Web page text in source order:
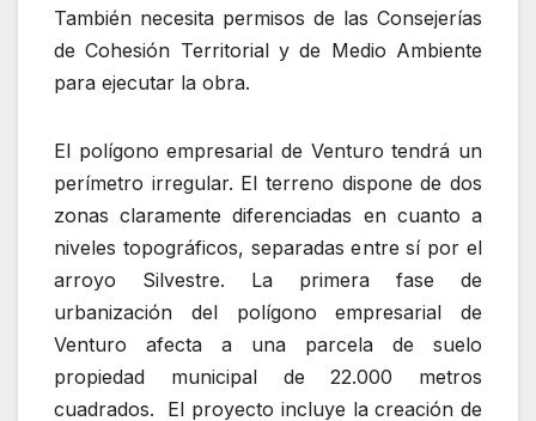
También necesita permisos de las Consejerías
de Cohesión Territorial y de Medio Ambiente
para ejecutar la obra.
El polígono empresarial de Venturo tendrá un
perímetro irregular. El terreno dispone de dos
zonas claramente diferenciadas en cuanto a
niveles topográficos, separadas entre sí por el
arroyo Silvestre. La primera fase de
urbanización del polígono empresarial de
Venturo afecta a una parcela de suelo
propiedad municipal de 22.000 metros
cuadrados. El proyecto incluye la creación de